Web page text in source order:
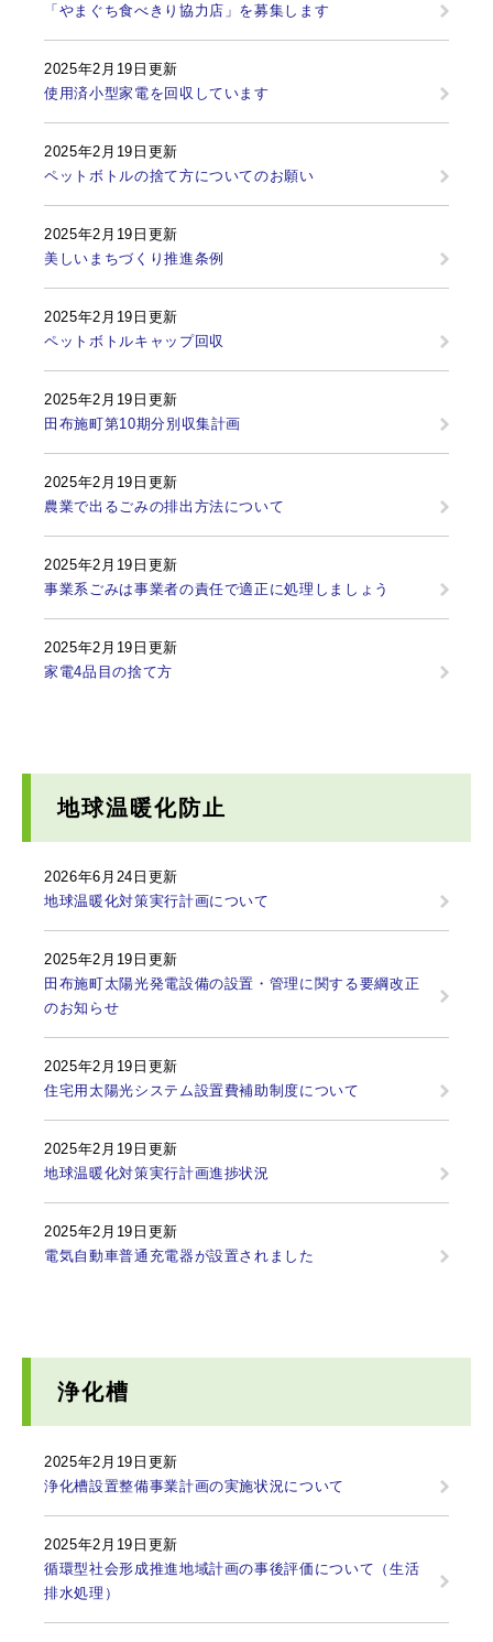
「やまぐち食べきり協力店」を募集します
2025年2月19日更新
使用済小型家電を回収しています
2025年2月19日更新
ペットボトルの捨て方についてのお願い
2025年2月19日更新
美しいまちづくり推進条例
2025年2月19日更新
ペットボトルキャップ回収
2025年2月19日更新
田布施町第10期分別収集計画
2025年2月19日更新
農業で出るごみの排出方法について
2025年2月19日更新
事業系ごみは事業者の責任で適正に処理しましょう
2025年2月19日更新
家電4品目の捨て方
地球温暖化防止
2026年6月24日更新
地球温暖化対策実行計画について
2025年2月19日更新
田布施町太陽光発電設備の設置・管理に関する要綱改正
のお知らせ
2025年2月19日更新
住宅用太陽光システム設置費補助制度について
2025年2月19日更新
地球温暖化対策実行計画進捗状況
2025年2月19日更新
電気自動車普通充電器が設置されました
浄化槽
2025年2月19日更新
浄化槽設置整備事業計画の実施状況について
2025年2月19日更新
循環型社会形成推進地域計画の事後評価について（生活
排水処理）